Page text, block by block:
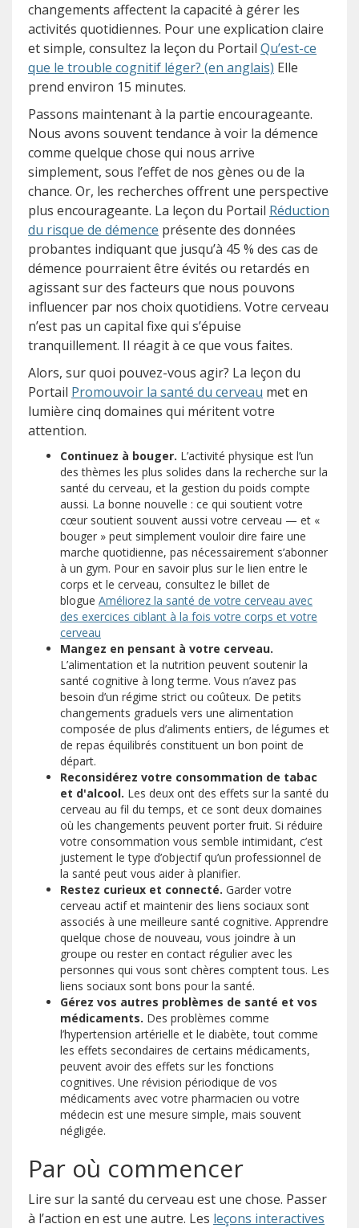
changements affectent la capacité à gérer les
activités quotidiennes. Pour une explication claire
et simple, consultez la leçon du Portail Qu’est-ce
que le trouble cognitif léger? (en anglais) (s’ouvre sur
Elle
prend environ 15 minutes.
Passons maintenant à la partie encourageante.
Nous avons souvent tendance à voir la démence
comme quelque chose qui nous arrive
simplement, sous l’effet de nos gènes ou de la
chance. Or, les recherches offrent une perspective
plus encourageante. La leçon du Portail Réduction
du risque de démence présente des données
probantes indiquant que jusqu’à 45 % des cas de
démence pourraient être évités ou retardés en
agissant sur des facteurs que nous pouvons
influencer par nos choix quotidiens. Votre cerveau
n’est pas un capital fixe qui s’épuise
tranquillement. Il réagit à ce que vous faites.
Alors, sur quoi pouvez-vous agir? La leçon du
Portail Promouvoir la santé du cerveau met en
lumière cinq domaines qui méritent votre
attention.
Continuez à bouger. L’activité physique est l’un
des thèmes les plus solides dans la recherche sur la
santé du cerveau, et la gestion du poids compte
aussi. La bonne nouvelle : ce qui soutient votre
cœur soutient souvent aussi votre cerveau — et «
bouger » peut simplement vouloir dire faire une
marche quotidienne, pas nécessairement s’abonner
à un gym. Pour en savoir plus sur le lien entre le
corps et le cerveau, consultez le billet de
blogue Améliorez la santé de votre cerveau avec
des exercices ciblant à la fois votre corps et votre
cerveau
Mangez en pensant à votre cerveau.
L’alimentation et la nutrition peuvent soutenir la
santé cognitive à long terme. Vous n’avez pas
besoin d’un régime strict ou coûteux. De petits
changements graduels vers une alimentation
composée de plus d’aliments entiers, de légumes et
de repas équilibrés constituent un bon point de
départ.
Reconsidérez votre consommation de tabac
et d'alcool. Les deux ont des effets sur la santé du
cerveau au fil du temps, et ce sont deux domaines
où les changements peuvent porter fruit. Si réduire
votre consommation vous semble intimidant, c’est
justement le type d’objectif qu’un professionnel de
la santé peut vous aider à planifier.
Restez curieux et connecté. Garder votre
cerveau actif et maintenir des liens sociaux sont
associés à une meilleure santé cognitive. Apprendre
quelque chose de nouveau, vous joindre à un
groupe ou rester en contact régulier avec les
personnes qui vous sont chères comptent tous. Les
liens sociaux sont bons pour la santé.
Gérez vos autres problèmes de santé et vos
médicaments. Des problèmes comme
l’hypertension artérielle et le diabète, tout comme
les effets secondaires de certains médicaments,
peuvent avoir des effets sur les fonctions
cognitives. Une révision périodique de vos
médicaments avec votre pharmacien ou votre
médecin est une mesure simple, mais souvent
négligée.
Par où commencer
Lire sur la santé du cerveau est une chose. Passer
à l’action en est une autre. Les leçons interactives